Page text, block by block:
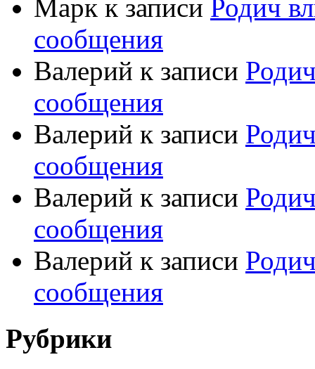
Марк к записи Родич
сообщения
Валерий к записи
сообщения
Валерий к записи
сообщения
Валерий к записи
сообщения
Валерий к записи
сообщения
Рубрики